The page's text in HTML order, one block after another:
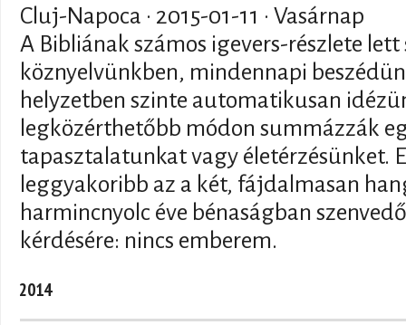
Cluj-Napoca · 2015-01-11 · Vasárnap
A Bibliának számos igevers-részlete lett
köznyelvünkben, mindennapi
helyzetben szinte automatikusan
legközérthetőbb módon summázzák
tapasztalatunkat vagy életérzésünket.
leggyakoribb az a két, fájdalmasan
harmincnyolc éve bénaságban
kérdésére: nincs emberem.
2014